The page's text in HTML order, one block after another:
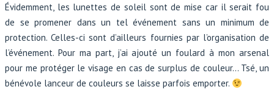
Évidemment, les lunettes de soleil sont de mise car il serait fou
de se promener dans un tel événement sans un minimum de
protection. Celles-ci sont d’ailleurs fournies par l’organisation de
l’événement. Pour ma part, j’ai ajouté un foulard à mon arsenal
pour me protéger le visage en cas de surplus de couleur… Tsé, un
bénévole lanceur de couleurs se laisse parfois emporter.